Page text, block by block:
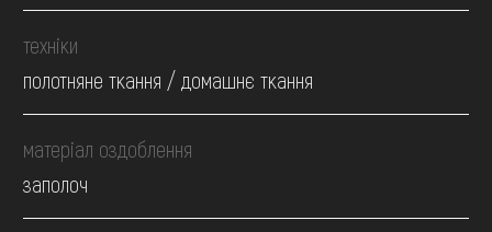
техніки
полотняне ткання / домашнє ткання
матеріал оздоблення
заполоч